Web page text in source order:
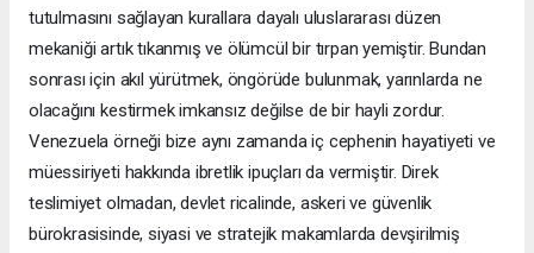
tutulmasını sağlayan kurallara dayalı uluslararası düzen
mekaniği artık tıkanmış ve ölümcül bir tırpan yemiştir. Bundan
sonrası için akıl yürütmek, öngörüde bulunmak, yarınlarda ne
olacağını kestirmek imkansız değilse de bir hayli zordur.
Venezuela örneği bize aynı zamanda iç cephenin hayatiyeti ve
müessiriyeti hakkında ibretlik ipuçları da vermiştir. Direk
teslimiyet olmadan, devlet ricalinde, askeri ve güvenlik
bürokrasisinde, siyasi ve stratejik makamlarda devşirilmiş